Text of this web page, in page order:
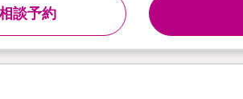
談予約